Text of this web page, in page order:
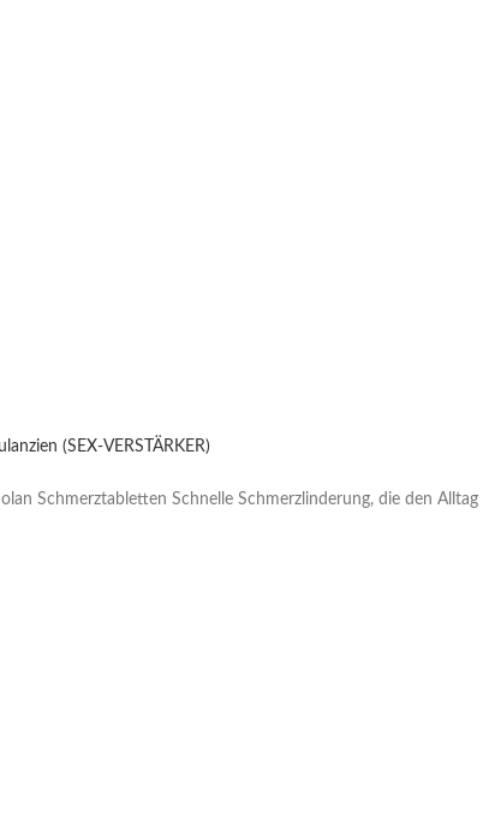
(SEX-VERSTÄRKER)
€275
Schmerztabletten Schnelle Schmerzlinderung, die den